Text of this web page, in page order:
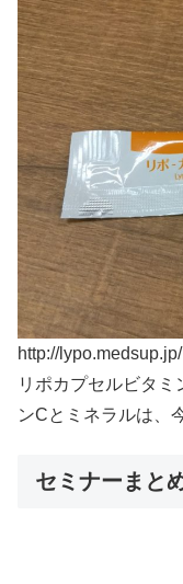
http://lypo.medsup.jp/
リポカプセルビタミ
ンCとミネラルは、
セミナーまと